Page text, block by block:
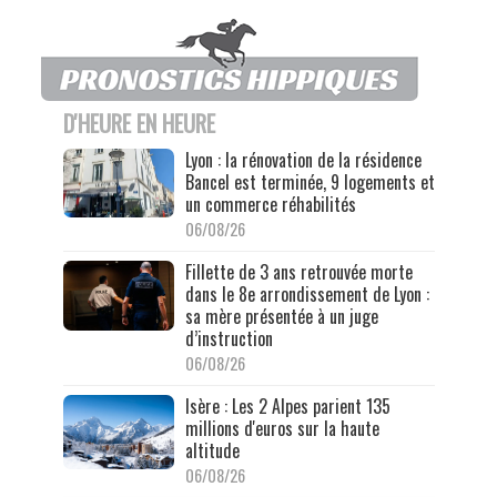
D'HEURE EN HEURE
Lyon : la rénovation de la résidence
Bancel est terminée, 9 logements et
un commerce réhabilités
06/08/26
Fillette de 3 ans retrouvée morte
dans le 8e arrondissement de Lyon :
sa mère présentée à un juge
d’instruction
06/08/26
Isère : Les 2 Alpes parient 135
millions d'euros sur la haute
altitude
06/08/26